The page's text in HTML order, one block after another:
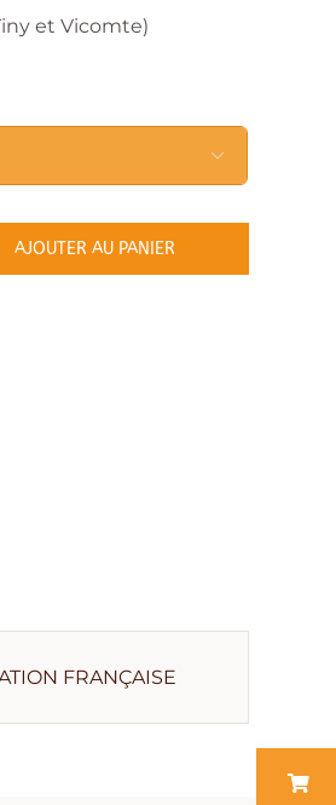
et Vicomte)

AJOUTER AU PANIER
FRANÇAISE